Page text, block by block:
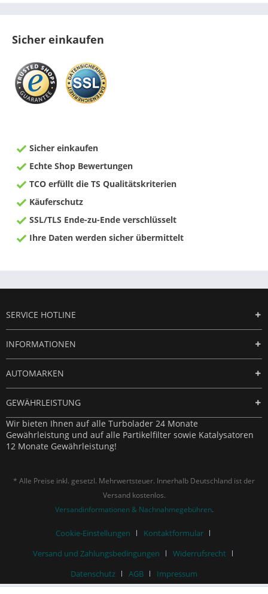
Sicher einkaufen
Sicher einkaufen
Echte Shop Bewertungen
TCO erfüllt die TS Qualitätskriterien
Käuferschutz
SSL/TLS Ende-zu-Ende verschlüsselt
Ihre Daten werden sicher übermittelt
SERVICE HOTLINE
INFORMATIONEN
AUTOMARKEN
GEWÄHRLEISTUNG
Wir bieten Ihnen auf alle Turbolader 24 Monate
Gewährleistung und auf alle Partikelfilter sowie Katalysatoren
12 Monate Gewährleistung!
* Alle Preise inkl. gesetzl. Mehrwertsteuer. Innerhalb Deutschland ist der
Versand kostenlos.
Versandinformationen & Nachnahmegebühren.
Cookie-Einstellungen
Kontaktformular
Versand und Zahlungsbedingungen
Widerrufsrecht
Datenschutz
AGB Impressum